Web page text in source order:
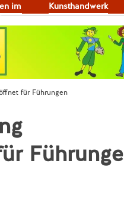
im
Kunsthandwerk
für Führungen